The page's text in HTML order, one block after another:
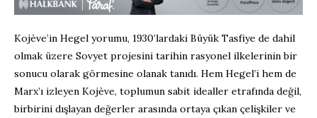
Kojève’in Hegel yorumu, 1930’lardaki Büyük Tasfiye de dahil
olmak üzere Sovyet projesini tarihin rasyonel ilkelerinin bir
sonucu olarak görmesine olanak tanıdı. Hem Hegel’i hem de
Marx’ı izleyen Kojève, toplumun sabit idealler etrafında değil,
birbirini dışlayan değerler arasında ortaya çıkan çelişkiler ve